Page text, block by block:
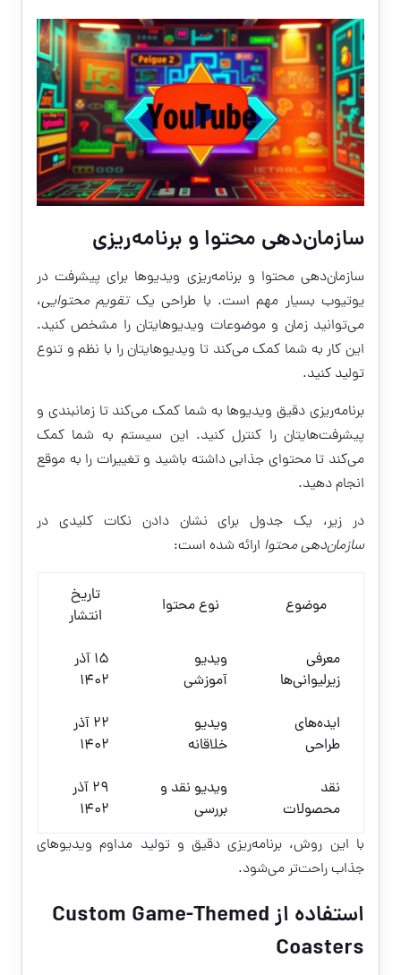
سازمان‌دهی محتوا و برنامه‌ریزی
سازمان‌دهی محتوا و برنامه‌ریزی ویدیوها برای پیشرفت در
یوتیوب بسیار مهم است. با طراحی یکتقویم محتوایی،
می‌توانید زمان و موضوعات ویدیوهایتان را مشخص کنید.
این کار به شما کمک می‌کند تا ویدیوهایتان را با نظم و تنوع
تولید کنید.
برنامه‌ریزی دقیق ویدیوها به شما کمک می‌کند تا زمانبندی و
پیشرفت‌هایتان را کنترل کنید. این سیستم به شما کمک
می‌کند تا محتوای جذابی داشته باشید و تغییرات را به موقع
انجام دهید.
در زیر، یک جدول برای نشان دادن نکات کلیدی در
سازمان‌دهی محتوا ارائه شده است:
موضوع نوع محتوا
تاریخ
انتشار
معرفی
زیرلیوانی‌ها
ویدیو
آموزشی
۱۵ آذر
۱۴۰۲
ایده‌های
طراحی
ویدیو
خلاقانه
۲۲ آذر
۱۴۰۲
نقد
محصولات
ویدیو نقد و
بررسی
۲۹ آذر
۱۴۰۲
با این روش، برنامه‌ریزی دقیق و تولید مداوم ویدیوهای
جذاب راحت‌تر می‌شود.
استفاده از Custom Game-Themed
Coasters